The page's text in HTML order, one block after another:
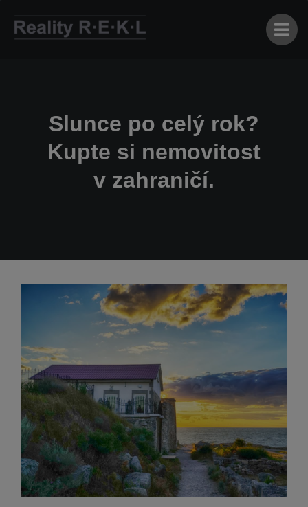
Slunce po celý rok?
Kupte si nemovitost
v zahraničí.